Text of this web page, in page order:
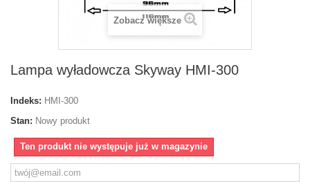
Zobacz większe
Lampa wyładowcza Skyway HMI-300
Indeks: HMI-300
Stan: Nowy produkt
Ten produkt nie występuje już w magazynie